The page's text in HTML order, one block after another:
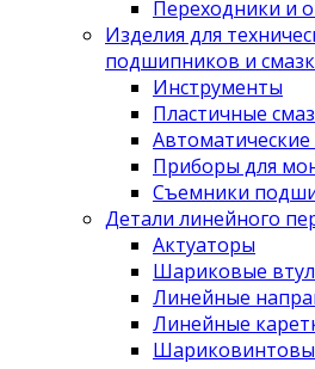
Переходники и
Изделия для
подшипников и
Инструменты
Пластичные
Приборы для
Съемники
Детали линейного
Актуаторы
Шариковые
Линейные
Линейные